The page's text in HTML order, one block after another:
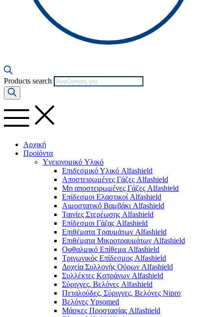
Products search
Αρχική
Προϊόντα
Yγειονομικό Yλικό
Επιδεσμικό Υλικό Alfashield
Αποστειρωμένες Γάζες Alfashield
Μη αποστειρωμένες Γάζες Alfashield
Επίδεσμοι Ελαστικοί Alfashield
Αιμοστατικό Βαμβάκι Alfashield
Ταινίες Στερέωσης Alfashield
Επίδεσμοι Γάζας Alfashield
Επιθέματα Τραυμάτων Alfashield
Επιθέματα Μικροτραυμάτων Alfashield
Οφθαλμικό Eπίθεμα Alfashield
Τριγωνικός Επίδεσμος Alfashield
Δοχεία Συλλογής Ούρων Alfashield
Συλλέκτες Κοπράνων Alfashield
Σύριγγες, Βελόνες Alfashield
Πεταλούδες, Σύριγγες, Βελόνες Nipro
Βελόνες Ypsomed
Μάσκες Προστασίας Alfashield